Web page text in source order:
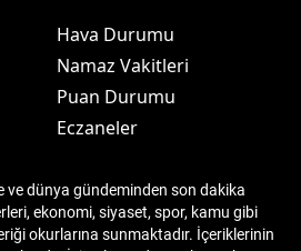
Hava Durumu
Namaz Vakitleri
Puan Durumu
Eczaneler
ve dünya gündeminden son dakika
ekonomi, siyaset, spor, kamu gibi
okurlarına sunmaktadır. İçeriklerinin